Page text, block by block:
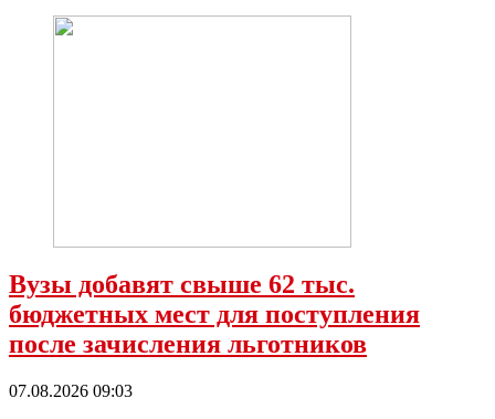
Вузы добавят свыше 62 тыс.
бюджетных мест для поступления
после зачисления льготников
07.08.2026 09:03